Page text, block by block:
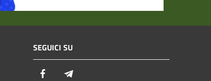
SEGUICI SU
Facebook